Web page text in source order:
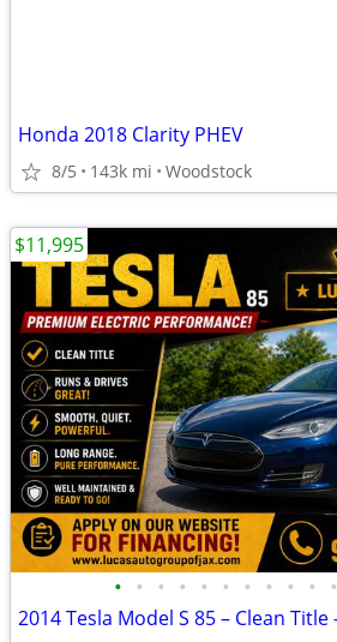
Honda 2018 Clarity PHEV
8/5 143k mi Woodstock
• • • • • • • • • • •
2014 Tesla Model S 85 – Clean Title
$11,995